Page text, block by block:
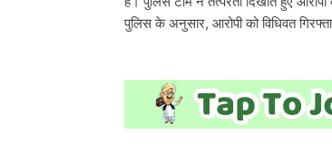
पुलिस के अनुसार, आरोपी को विधिवत